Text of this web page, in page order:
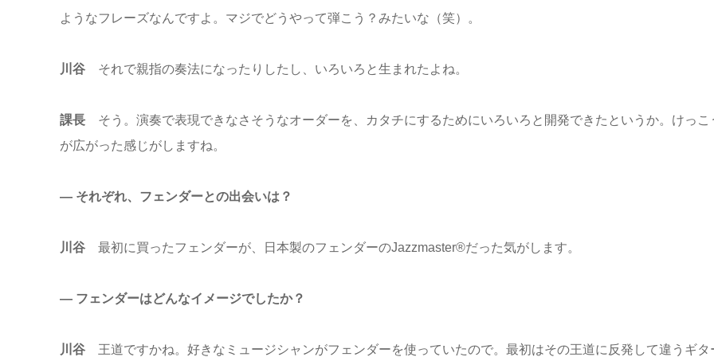
ようなフレーズなんですよ。マジでどうやって弾こう？みたいな（笑）。
川谷 それで親指の奏法になったりしたし、いろいろと生まれたよね。
課長 そう。演奏で表現できなさそうなオーダーを、カタチにするためにいろいろと開発できたというか。けっこ
が広がった感じがしますね。
― それぞれ、フェンダーとの出会いは？
川谷 最初に買ったフェンダーが、日本製のフェンダーのJazzmaster®︎だった気がします。
― フェンダーはどんなイメージでしたか？
川谷 王道ですかね。好きなミュージシャンがフェンダーを使っていたので。最初はその王道に反発して違うギタ